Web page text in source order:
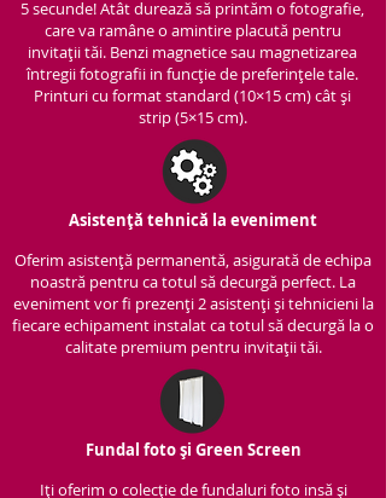
5 secunde! Atât durează să printăm o fotografie,
care va ramâne o amintire placută pentru
invitații tăi. Benzi magnetice sau magnetizarea
întregii fotografii in funcție de preferințele tale.
Printuri cu format standard (10×15 cm) cât și
strip (5×15 cm).
Asistență tehnică la eveniment
Oferim asistență permanentă, asigurată de echipa
noastră pentru ca totul să decurgă perfect. La
eveniment vor fi prezenți 2 asistenți și tehnicieni la
fiecare echipament instalat ca totul să decurgă la o
calitate premium pentru invitații tăi.
Fundal foto și Green Screen
Iți oferim o colecție de fundaluri foto insă și